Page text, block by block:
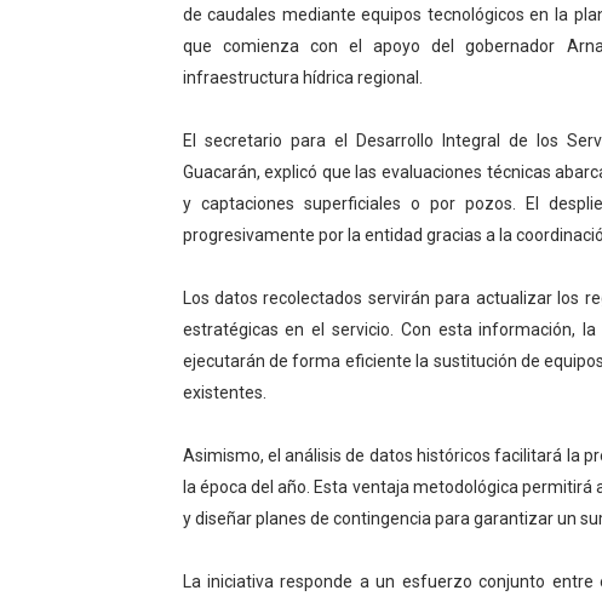
El Lactario del Iahula celebra la
Plan Vacacional "Venezuela Ríe
Iniciación al yoga reúne a
Mincomunas impulsa el
Expertos inspeccionan
de caudales mediante equipos tecnológicos en la
que comienza con el apoyo del gobernador
infraestructura hídrica regional.
El secretario para el Desarrollo Integral de los
Guacarán, explicó que las evaluaciones técnicas
y captaciones superficiales o por pozos. El
progresivamente por la entidad gracias a la
Los datos recolectados servirán para actualizar los
estratégicas en el servicio. Con esta información,
ejecutarán de forma eficiente la sustitución de
existentes.
Asimismo, el análisis de datos históricos facilitará la
la época del año. Esta ventaja metodológica
y diseñar planes de contingencia para garantizar un
La iniciativa responde a un esfuerzo conjunto